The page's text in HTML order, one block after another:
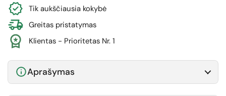
Tik aukščiausia kokybė
Greitas pristatymas
Klientas - Prioritetas Nr. 1
Aprašymas